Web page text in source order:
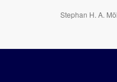
Stephan H. A.